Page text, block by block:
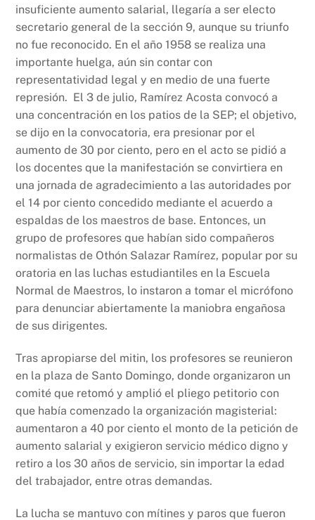
insuficiente aumento salarial, llegaría a ser electo
secretario general de la sección 9, aunque su triunfo
no fue reconocido. En el año 1958 se realiza una
importante huelga, aún sin contar con
representatividad legal y en medio de una fuerte
represión. El 3 de julio, Ramírez Acosta convocó a
una concentración en los patios de la SEP; el objetivo,
se dijo en la convocatoria, era presionar por el
aumento de 30 por ciento, pero en el acto se pidió a
los docentes que la manifestación se convirtiera en
una jornada de agradecimiento a las autoridades por
el 14 por ciento concedido mediante el acuerdo a
espaldas de los maestros de base. Entonces, un
grupo de profesores que habían sido compañeros
normalistas de Othón Salazar Ramírez, popular por su
oratoria en las luchas estudiantiles en la Escuela
Normal de Maestros, lo instaron a tomar el micrófono
para denunciar abiertamente la maniobra engañosa
de sus dirigentes.
Tras apropiarse del mitin, los profesores se reunieron
en la plaza de Santo Domingo, donde organizaron un
comité que retomó y amplió el pliego petitorio con
que había comenzado la organización magisterial:
aumentaron a 40 por ciento el monto de la petición de
aumento salarial y exigieron servicio médico digno y
retiro a los 30 años de servicio, sin importar la edad
del trabajador, entre otras demandas.
La lucha se mantuvo con mítines y paros que fueron